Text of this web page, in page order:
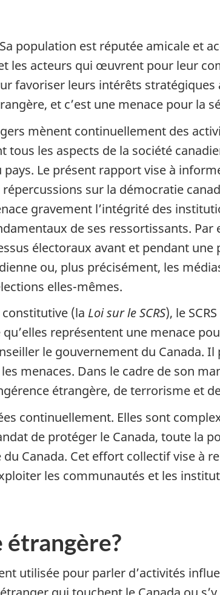
population est réputée amicale et
les acteurs qui œuvrent pour leur
favoriser leurs intérêts stratégiques
et c’est une menace pour la
mènent continuellement des
tous les aspects de la société
Le présent rapport vise à
sur la démocratie
gravement l’intégrité des
de ses ressortissants. Par
électoraux avant et pendant
ou, plus précisément, les
elles-mêmes.
(la Loi sur le SCRS), le
représentent une menace
le gouvernement du Canada.
menaces. Dans le cadre de son
étrangère, de terrorisme et
continuellement. Elles sont
de protéger le Canada, toute la
Canada. Cet effort collectif vise à
les communautés et les
étrangère?
utilisée pour parler d’activités